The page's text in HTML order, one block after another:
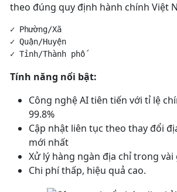
theo đúng quy định hành chính Việt
✓ Phường/Xã
✓ Quận/Huyện
Tính năng nổi bật:
Công nghệ AI tiên tiến với tỉ lệ
99.8%
Cập nhật liên tục theo thay đổi
mới nhất
Xử lý hàng ngàn địa chỉ trong vài
Chi phí thấp, hiệu quả cao.